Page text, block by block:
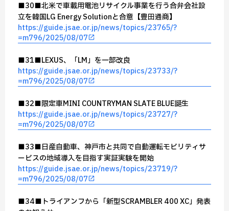
■30■北米で車載用電池リサイクル事業を行う合弁会社設
立を韓国LG Energy Solutionと合意【豊田通商】
https://guide.jsae.or.jp/news/topics/23765/?
=m796/2025/08/07
■31■LEXUS、「LM」を一部改良
https://guide.jsae.or.jp/news/topics/23733/?
=m796/2025/08/07
■32■限定車MINI COUNTRYMAN SLATE BLUE誕生
https://guide.jsae.or.jp/news/topics/23727/?
=m796/2025/08/07
■33■日産自動車、神戸市と共同で自動運転モビリティサ
ービスの地域導入を目指す実証実験を開始
https://guide.jsae.or.jp/news/topics/23719/?
=m796/2025/08/07
■34■トライアンフから「新型SCRAMBLER 400 XC」発表